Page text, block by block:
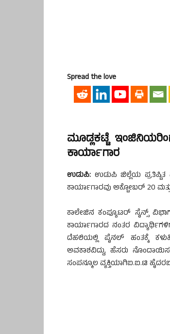
Spread the love
ಮೂಡ್ಲಕಟ್ಟೆ
ಕಾರ್ಯಾಗಾರ
ಉಡುಪಿ: ಉಡುಪಿ ಜಿಲ್ಲೆಯ ಪ್ರತಿಷ್ಟಿತ
ಕಾರ್ಯಾಗಾರವು ಅಕ್ಟೋಬರ್ 20
ಕಾಲೇಜಿನ ಕಂಪ್ಯೂಟರ್ ಸೈನ್ಸ್
ಕಾರ್ಯಾಗಾರದ ನಂತರ
ದೆಹಲಿಯಲ್ಲಿ ಪೈನಲ್ ಹಂತಕ್ಕೆ
ಅವಕಾಶವಿದ್ದು, ಹೆಸರು
ಸಂಪನ್ಮೂಲ ವ್ಯಕ್ತಿಯಾಗಿಐ.ಐ.ಟಿ